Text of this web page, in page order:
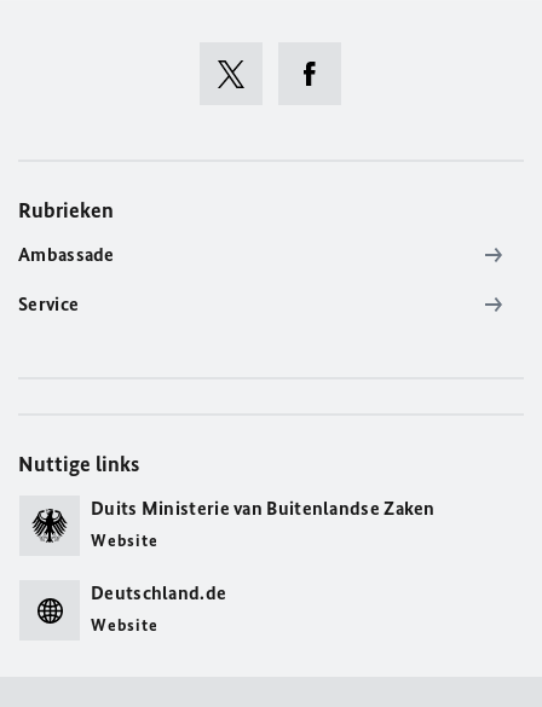
Rubrieken
Ambassade
Service
Nuttige links
Duits Ministerie van Buitenlandse Zaken
Website
Deutschland.de
Website